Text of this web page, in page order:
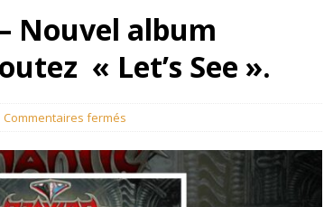
Nouvel album
« Let’s See ».
Commentaires fermés